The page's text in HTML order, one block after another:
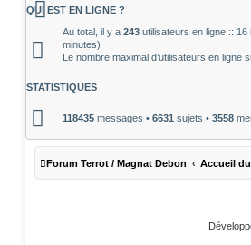
e
s
e
e
n
i
e
e
s
a
e
QUI EST EN LIGNE ?
Au total, il y a 243 utilisateurs en ligne ::
minutes)
Le nombre maximal d’utilisateurs en ligne
STATISTIQUES
118435 messages • 6631 sujets • 3558
Forum Terrot / Magnat Debon Accueil